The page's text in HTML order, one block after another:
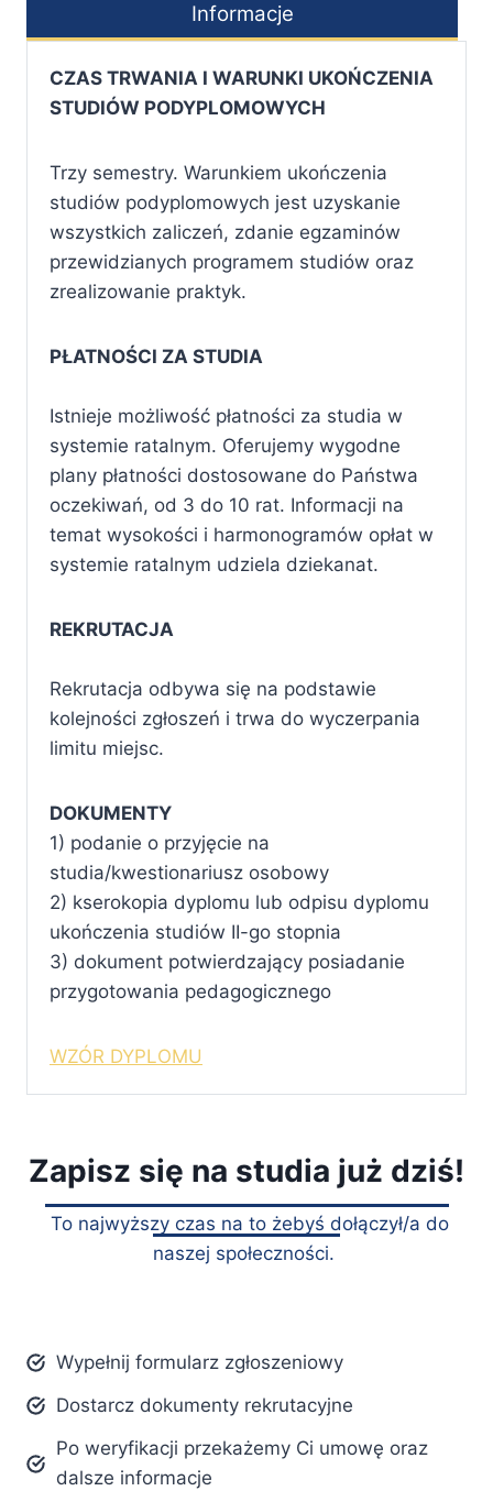
Informacje
CZAS TRWANIA I WARUNKI UKOŃCZENIA
STUDIÓW PODYPLOMOWYCH
Trzy semestry. Warunkiem ukończenia
studiów podyplomowych jest uzyskanie
wszystkich zaliczeń, zdanie egzaminów
przewidzianych programem studiów oraz
zrealizowanie praktyk.
PŁATNOŚCI ZA STUDIA
Istnieje możliwość płatności za studia w
systemie ratalnym. Oferujemy wygodne
plany płatności dostosowane do Państwa
oczekiwań, od 3 do 10 rat. Informacji na
temat wysokości i harmonogramów opłat w
systemie ratalnym udziela dziekanat.
REKRUTACJA
Rekrutacja odbywa się na podstawie
kolejności zgłoszeń i trwa do wyczerpania
limitu miejsc.
DOKUMENTY
1) podanie o przyjęcie na
studia/kwestionariusz osobowy
2) kserokopia dyplomu lub odpisu dyplomu
ukończenia studiów II-go stopnia
3) dokument potwierdzający posiadanie
przygotowania pedagogicznego
WZÓR DYPLOMU
Zapisz się na studia już dziś!
To najwyższy czas na to żebyś dołączył/a do
naszej społeczności.
Wypełnij formularz zgłoszeniowy
Dostarcz dokumenty rekrutacyjne
Po weryfikacji przekażemy Ci umowę oraz
dalsze informacje